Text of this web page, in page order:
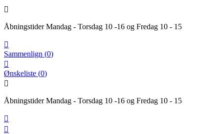

Åbningstider Mandag - Torsdag 10 -16 og Fredag 10 - 15

Sammenlign (0)

Ønskeliste (0)

Åbningstider Mandag - Torsdag 10 -16 og Fredag 10 - 15

